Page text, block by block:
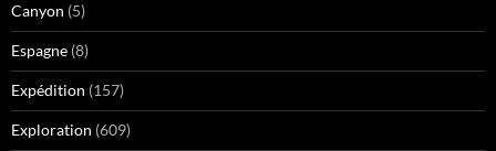
Canyon (5)
Espagne (8)
Expédition (157)
Exploration (609)